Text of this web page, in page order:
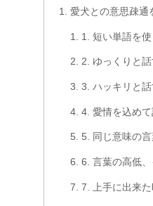
愛犬との意思疎通
1. 短い単語を
2. ゆっくりと
3. ハッキリと
4. 愛情を込め
5. 同じ意味の
6. 言葉の高低
7. 上手に出来